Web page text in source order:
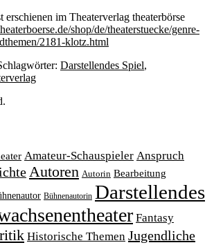
erschienen im Theaterverlag theaterbörse
shop/de/theaterstuecke/genre-
2181-klotz.html
Darstellendes Spiel,
Amateur-Schauspieler Anspruch
Autoren Autorin Bearbeitung
Bühnenautorin Darstellendes
Fantasy
Historische Themen Jugendliche